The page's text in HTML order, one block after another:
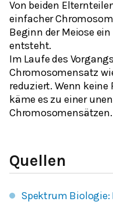
Von beiden
einfacher
Beginn der Meiose
entsteht.
Im Laufe des
Chromosomensatz
reduziert. Wenn
käme es zu einer
Chromosomensätzen.
Quellen
Spektrum Biologie: